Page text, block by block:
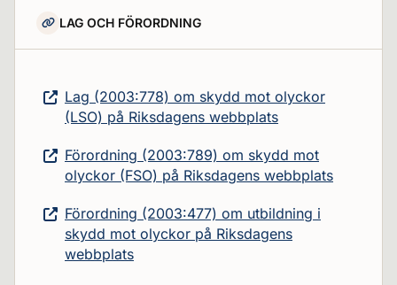
LAG OCH FÖRORDNING
Lag (2003:778) om skydd mot olyckor
(LSO) på Riksdagens webbplats
Förordning (2003:789) om skydd mot
olyckor (FSO) på Riksdagens webbplats
Förordning (2003:477) om utbildning i
skydd mot olyckor på Riksdagens
webbplats